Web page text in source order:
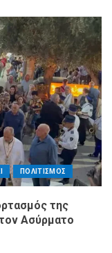
ΠΟΛΙΤΙΣΜΟΣ
της
Ασύρματο